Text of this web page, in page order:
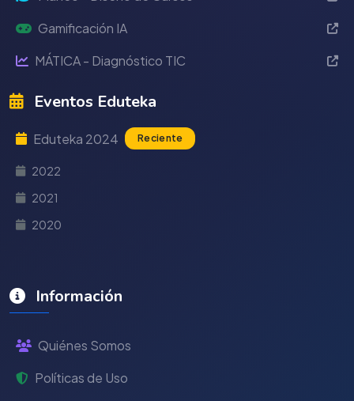
Gamificación IA
MÁTICA - Diagnóstico TIC
Eventos Eduteka
Eduteka 2024 Reciente
2022
2021
2020
Información
Quiénes Somos
Políticas de Uso